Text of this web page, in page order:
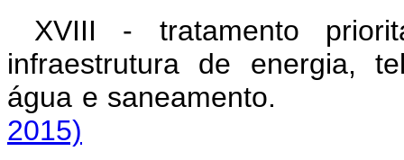
XVIII - tratamento
infraestrutura de energia,
água e
2015)